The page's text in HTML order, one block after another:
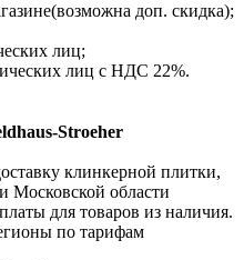
доп. скидка);
лиц;
лиц с НДС 22%.
Stroeher
клинкерной плитки,
Московской области
для товаров из наличия.
по тарифам